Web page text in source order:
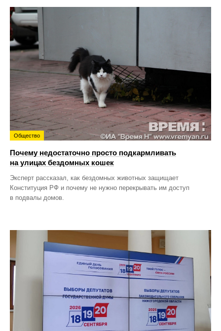
Общество
Почему недостаточно просто подкармливать
на улицах бездомных кошек
Эксперт рассказал, как бездомных животных защищает
Конституция РФ и почему не нужно перекрывать им доступ
в подвалы домов.